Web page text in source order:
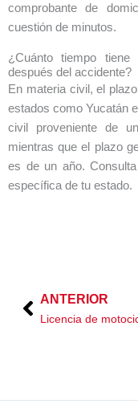
comprobante de
cuestión de minutos.
¿Cuánto tiempo
después del accidente?
En materia civil, el
estados como Yucatán
civil proveniente de
mientras que el plazo
es de un año.
específica de tu estado.
Prev
ANTERIOR